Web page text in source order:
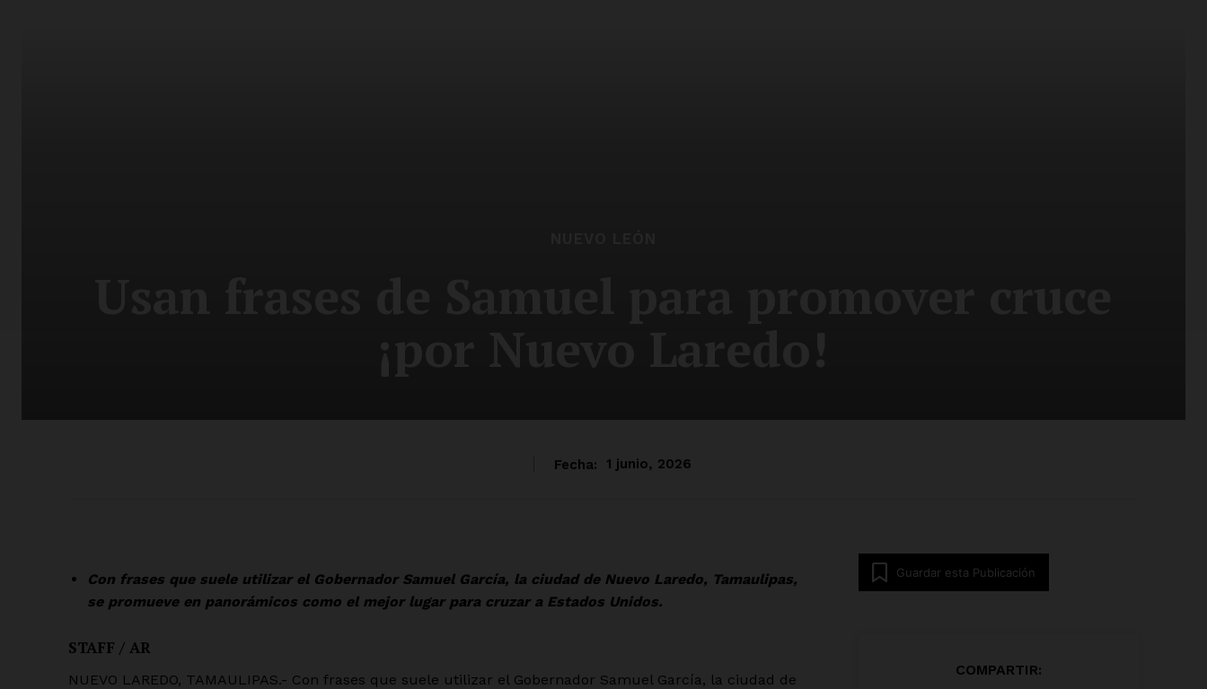
Fecha: 1 junio, 2026
Con frases que suele utilizar el Gobernador Samuel García, la ciudad de Nuevo Laredo, Tamaulipas,
se promueve en panorámicos como el mejor lugar para cruzar a Estados Unidos.
STAFF / AR
NUEVO LAREDO, TAMAULIPAS.- Con frases que suele utilizar el Gobernador Samuel García, la ciudad de
Guardar esta Publicación
COMPARTIR: